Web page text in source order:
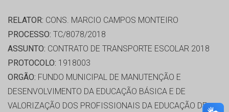
RELATOR: CONS. MARCIO CAMPOS MONTEIRO
PROCESSO: TC/8078/2018
ASSUNTO: CONTRATO DE TRANSPORTE ESCOLAR 2018
PROTOCOLO: 1918003
ORGÃO: FUNDO MUNICIPAL DE MANUTENÇÃO E
DESENVOLVIMENTO DA EDUCAÇÃO BÁSICA E DE
VALORIZAÇÃO DOS PROFISSIONAIS DA EDUCAÇÃO DE